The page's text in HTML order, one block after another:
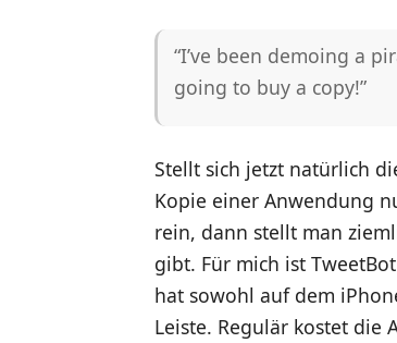
“I’ve been demoing a
going to buy a copy!”
Stellt sich jetzt natürlich
Kopie einer Anwendung
rein, dann stellt man
gibt. Für mich ist
hat sowohl auf dem
Leiste. Regulär kostet die